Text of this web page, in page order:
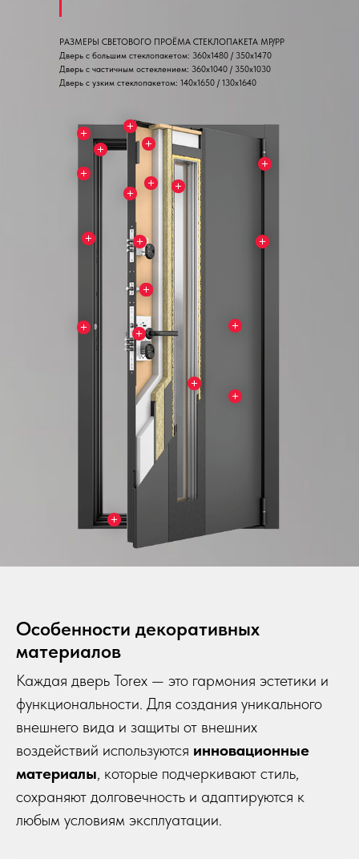
РАЗМЕРЫ СВЕТОВОГО ПРОЁМА СТЕКЛОПАКЕТА MP/PP
Дверь с большим стеклопакетом: 360х1480 / 350х1470
Дверь с частичным остеклением: 360х1040 / 350х1030
Дверь с узким стеклопакетом: 140х1650 / 130х1640
Особенности декоративных
материалов
Каждая дверь Torex — это гармония эстетики и
функциональности. Для создания уникального
внешнего вида и защиты от внешних
воздействий используются инновационные
материалы, которые подчеркивают стиль,
сохраняют долговечность и адаптируются к
любым условиям эксплуатации.